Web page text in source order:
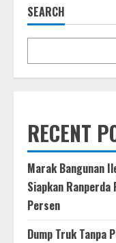
SEARCH
RECENT
Marak Bangunan
Siapkan Ranperda
Persen
Dump Truk Tanpa